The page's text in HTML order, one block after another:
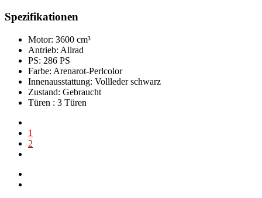
Spezifikationen
Motor: 3600 cm³
Antrieb: Allrad
PS: 286 PS
Farbe: Arenarot-Perlcolor
Innenausstattung: Vollleder schwarz
Zustand: Gebraucht
Türen : 3 Türen
1
2